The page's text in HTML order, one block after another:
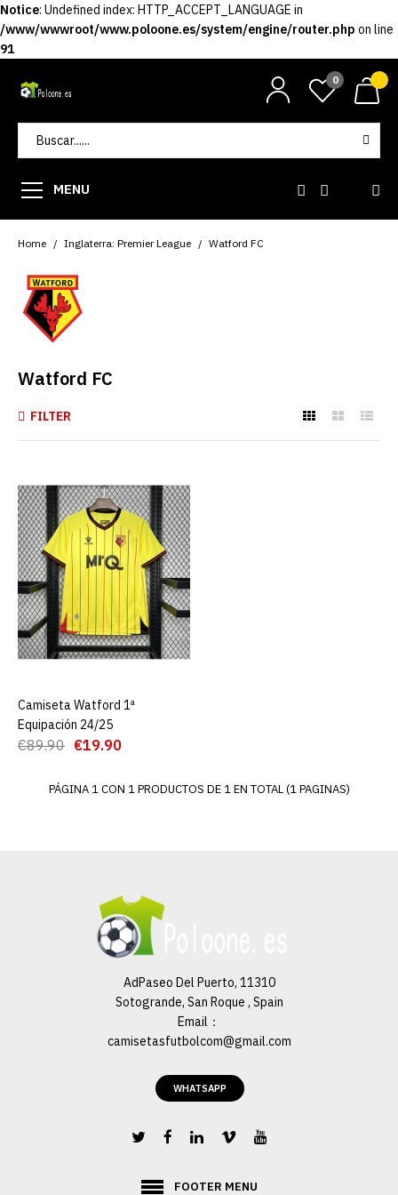
Notice: Undefined index: HTTP_ACCEPT_LANGUAGE in
/www/wwwroot/www.poloone.es/system/engine/router.php on line
91
0
MENU
Home Inglaterra: Premier League Watford FC
Watford FC
FILTER
AGREGAR AL CARRO
Camiseta Watford 1ª
Equipación 24/25
€89.90 €19.90
PÁGINA 1 CON 1 PRODUCTOS DE 1 EN TOTAL (1 PAGINAS)
AdPaseo Del Puerto, 11310
Sotogrande, San Roque , Spain
Email：
camisetasfutbolcom@gmail.com
WHATSAPP
FOOTER MENU